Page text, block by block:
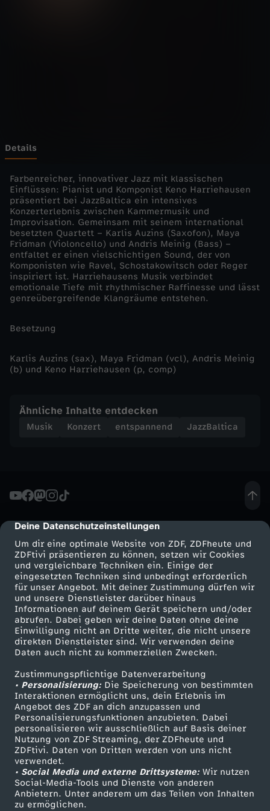
cmp-dialog-description
Deine Datenschutzeinstellungen
Um dir eine optimale Website von ZDF, ZDFheute und
ZDFtivi präsentieren zu können, setzen wir Cookies
und vergleichbare Techniken ein. Einige der
eingesetzten Techniken sind unbedingt erforderlich
für unser Angebot. Mit deiner Zustimmung dürfen wir
und unsere Dienstleister darüber hinaus
Informationen auf deinem Gerät speichern und/oder
abrufen. Dabei geben wir deine Daten ohne deine
Einwilligung nicht an Dritte weiter, die nicht unsere
direkten Dienstleister sind. Wir verwenden deine
Daten auch nicht zu kommerziellen Zwecken.
Zustimmungspflichtige Datenverarbeitung
• Personalisierung:Die Speicherung von bestimmten
Interaktionen ermöglicht uns, dein Erlebnis im
Angebot des ZDF an dich anzupassen und
Personalisierungsfunktionen anzubieten. Dabei
personalisieren wir ausschließlich auf Basis deiner
Nutzung von ZDF Streaming, der ZDFheute und
ZDFtivi. Daten von Dritten werden von uns nicht
verwendet.
• Social Media und externe Drittsysteme:Wir nutzen
Social-Media-Tools und Dienste von anderen
Anbietern. Unter anderem um das Teilen von Inhalten
zu ermöglichen.
K
e
n
o
H
a
r
r
e
u
s
e
n
Details
Farbenreicher, innovativer Jazz mit klassischen
Einflüssen: Pianist und Komponist Keno Harriehausen
präsentiert bei JazzBaltica ein intensives
Konzerterlebnis zwischen Kammermusik und
Improvisation. Gemeinsam mit seinem international
besetzten Quartett – Karlis Auzins (Saxofon), Maya
Fridman (Violoncello) und Andris Meinig (Bass) –
entfaltet er einen vielschichtigen Sound, der von
Komponisten wie Ravel, Schostakowitsch oder Reger
inspiriert ist. Harriehausens Musik verbindet
emotionale Tiefe mit rhythmischer Raffinesse und lässt
genreübergreifende Klangräume entstehen.
Besetzung
Karlis Auzins (sax), Maya Fridman (vcl), Andris Meinig
(b) und Keno Harriehausen (p, comp)
Ähnliche Inhalte entdecken
Musik Konzert entspannend JazzBaltica
Mehr ZDF
ZDF-Apps
Smart TV
ZDFtext
Livestreams
Sendungen A-Z
TV-Programm
Service
ZDFmitreden
Kontakt zum ZDF
Tickets
Zuschauerservice
Hilfe
ZDF Unternehmen
Karriere